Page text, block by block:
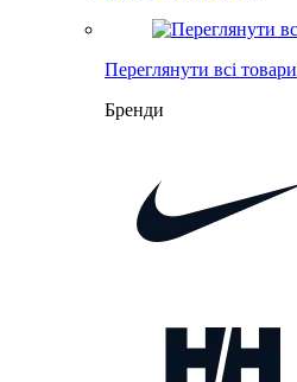
Переглянути всі товари
Бренди